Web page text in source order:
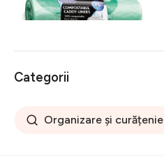
32 lei
Categorii
Organizare și curățenie